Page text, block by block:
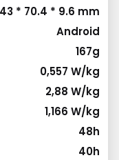
* 70.4 * 9.6 mm
Android
167g
0,557 W/kg
2,88 W/kg
1,166 W/kg
48h
40h